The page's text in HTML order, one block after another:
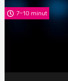
7-10 minut